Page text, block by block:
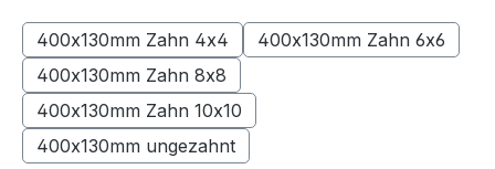
400x130mm Zahn 4x4
(Diese Option ist zurzeit nicht verfügbar.)
400x130mm Zahn 6x6
(Diese Option ist
400x130mm Zahn 8x8
(Diese Option ist zurzeit nicht verfügbar.)
400x130mm Zahn 10x10
(Diese Option ist zurzeit nicht verfügbar.)
400x130mm ungezahnt
(Diese Option ist zurzeit nicht verfügbar.)